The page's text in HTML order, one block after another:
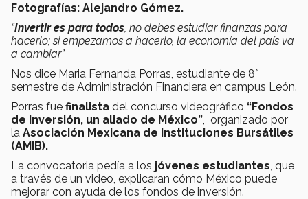
Fotografías: Alejandro Gómez.
“Invertir es para todos , no debes estudiar finanzas para
hacerlo; si empezamos a hacerlo, la economía del país va
a cambiar”
Nos dice Maria Fernanda Porras, estudiante de 8°
semestre de Administración Financiera en campus León.
Porras fue finalista del concurso videográfico “Fondos
de Inversión, un aliado de México” , organizado por
la Asociación Mexicana de Instituciones Bursátiles
(AMIB).
La convocatoria pedía a los jóvenes estudiantes , que
a través de un video, explicaran cómo México puede
mejorar con ayuda de los fondos de inversión.